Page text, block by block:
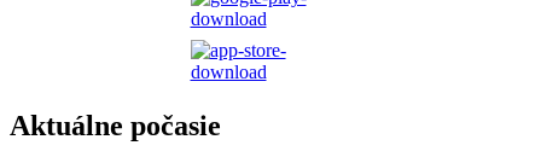
Aktuálne počasie